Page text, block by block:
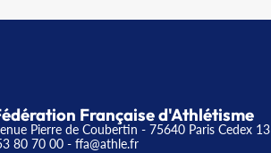
Française d'Athlétisme
Pierre de Coubertin - 75640 Paris Cedex 13
80 70 00 - ffa@athle.fr